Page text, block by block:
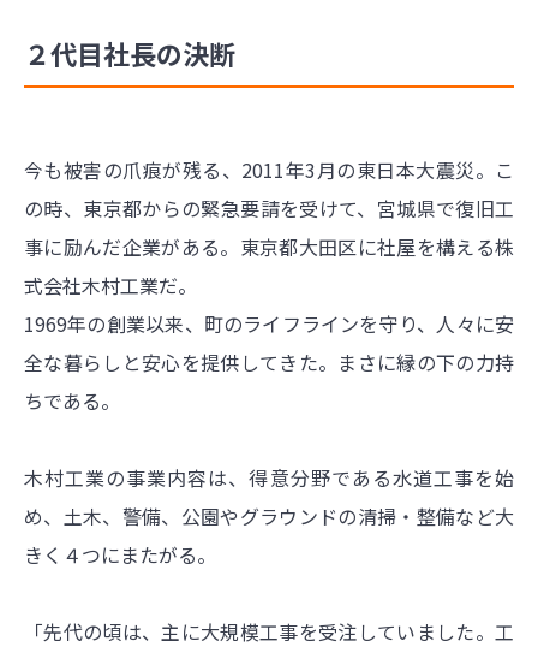
２代目社長の決断
今も被害の爪痕が残る、2011年3月の東日本大震災。こ
の時、東京都からの緊急要請を受けて、宮城県で復旧工
事に励んだ企業がある。東京都大田区に社屋を構える株
式会社木村工業だ。
1969年の創業以来、町のライフラインを守り、人々に安
全な暮らしと安心を提供してきた。まさに縁の下の力持
ちである。
木村工業の事業内容は、得意分野である水道工事を始
め、土木、警備、公園やグラウンドの清掃・整備など大
きく４つにまたがる。
「先代の頃は、主に大規模工事を受注していました。工